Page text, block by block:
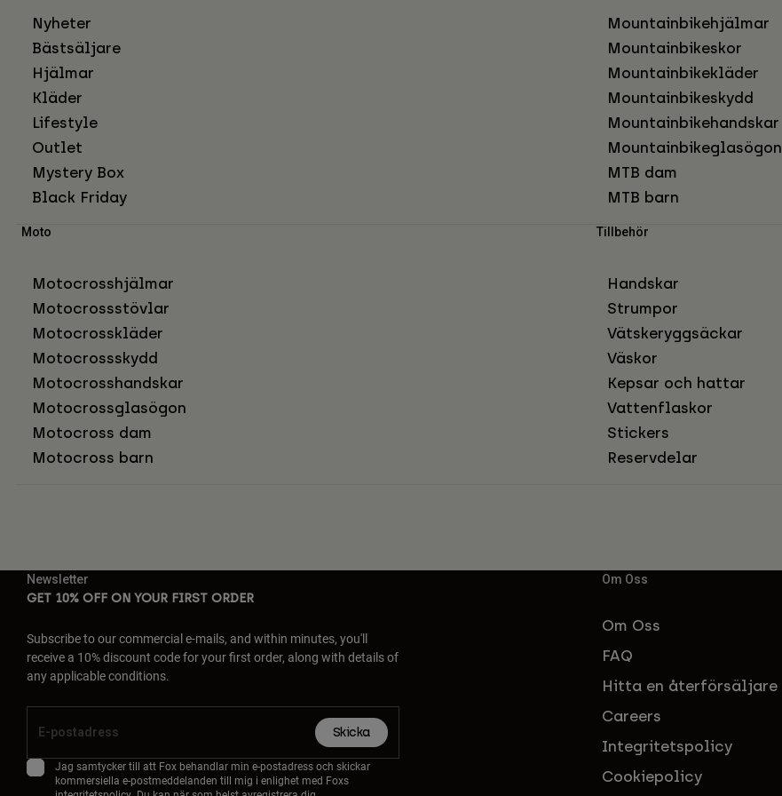
Nyheter
Bästsäljare
Hjälmar
Kläder
Lifestyle
Outlet
Mystery Box
Black Friday
Mountainbikehjälmar
Mountainbikeskor
Mountainbikekläder
Mountainbikeskydd
Mountainbikehandskar
Mountainbikeglasögon
MTB dam
MTB barn
Moto
Motocrosshjälmar
Motocrossstövlar
Motocrosskläder
Motocrossskydd
Motocrosshandskar
Motocrossglasögon
Motocross dam
Motocross barn
Tillbehör
Handskar
Strumpor
Vätskeryggsäckar
Väskor
Kepsar och hattar
Vattenflaskor
Stickers
Reservdelar
Newsletter
GET 10% OFF ON YOUR FIRST ORDER
Subscribe to our commercial e-mails, and within minutes, you'll
receive a 10% discount code for your first order, along with details of
any applicable conditions.
Skicka
Jag samtycker till att Fox behandlar min e-postadress och skickar
kommersiella e-postmeddelanden till mig i enlighet med Foxs
Om Oss
Om Oss
FAQ
Hitta en återförsäljare
Careers
Integritetspolicy
Cookiepolicy